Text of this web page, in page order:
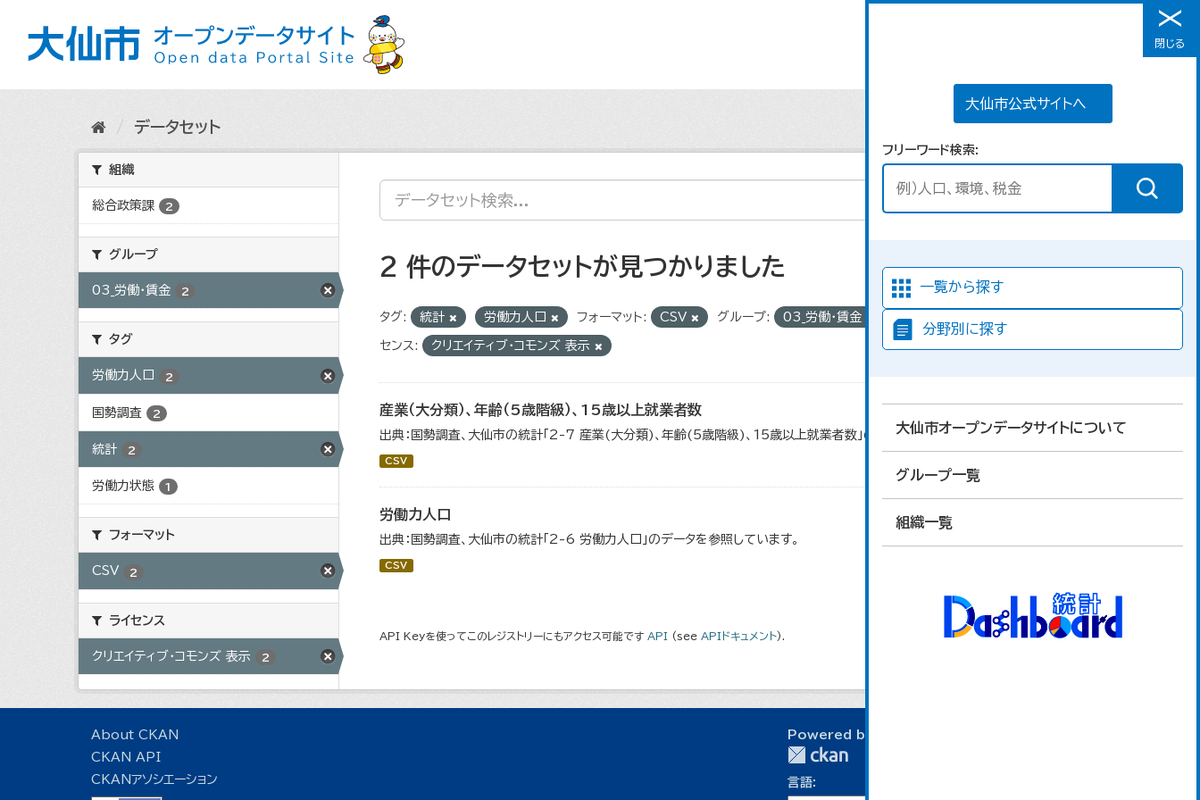
メニュー
大仙市公式サイトへ
フリーワード検索
一覧から探す
分野別に探す
大仙市オープンデータサイトについて
グループ一覧
組織一覧
閉じる
データセット
組織
総合政策課 2
グループ
03_労働・賃金 2
タグ
労働力人口 2
国勢調査 2
統計 2
労働力状態 1
フォーマット
CSV 2
ライセンス
クリエイティブ・コモンズ 表示 2
2 件のデータセットが見つかりました
タグ: 統計 労働力人口 フォーマット: CSV グループ: 03_労働・賃金 ライ
センス: クリエイティブ・コモンズ 表示
産業（大分類）、年齢（5歳階級）、15歳以上就業者数
出典：国勢調査、大仙市の統計「2-7 産業(大分類)、年齢(5歳階級)、15歳以上就業者数」のデータを参照しています。
CSV
労働力人口
出典：国勢調査、大仙市の統計「2-6 労働力人口」のデータを参照しています。
CSV
API Keyを使ってこのレジストリーにもアクセス可能です API (see APIドキュメント).
About CKAN
CKAN API
CKANアソシエーション
Powered by
言語